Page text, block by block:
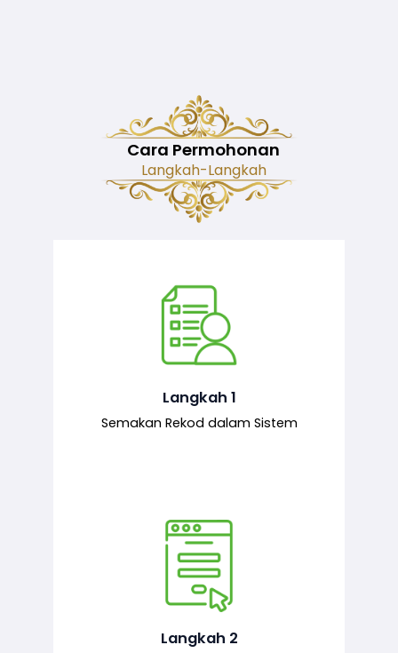
Cara Permohonan
Langkah-Langkah
Langkah 1
Semakan Rekod dalam Sistem
Semakan ke atas sejarah permohonan
yang pernah dibuat oleh pemohon,
Langkah 2
Pemohon mengisi borang
permohonan bagi pendaftaran
baharu melalui sistem.